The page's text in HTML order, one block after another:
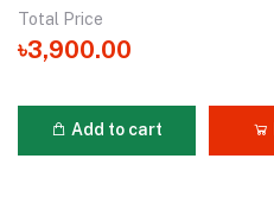
Total Price
৳3,900.00
Add to cart